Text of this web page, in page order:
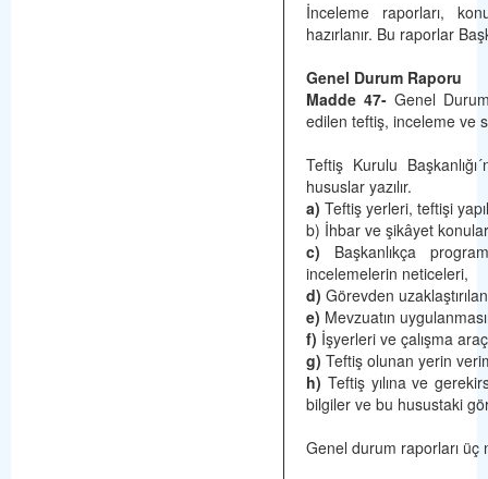
İnceleme raporları,
hazırlanır. Bu raporlar
Genel Durum Raporu
Madde 47-Genel Durum
edilen teftiş, inceleme ve
Teftiş Kurulu
hususlar yazılır.
a) Teftiş yerleri, teftişi
b) İhbar ve şikâyet
c) Başkanlıkça
incelemelerin neticeleri,
d) Görevden
e) Mevzuatın
f) İşyerleri ve çalışma
g) Teftiş olunan yerin
h) Teftiş yılına ve
bilgiler ve bu husustaki
Genel durum raporları üç